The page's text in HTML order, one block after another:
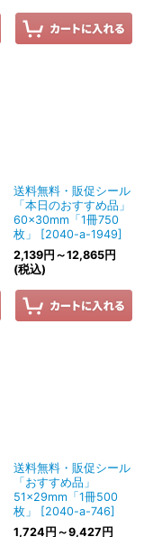
送料無料・販促シール
「本日のおすすめ品」
60×30mm「1冊750
枚」
[2040-a-1949]
2,139円 ～12,865円
(税込)
送料無料・販促シール
「おすすめ品」
51×29mm「1冊500
枚」
[2040-a-746]
1,724 円 ～9,427 円